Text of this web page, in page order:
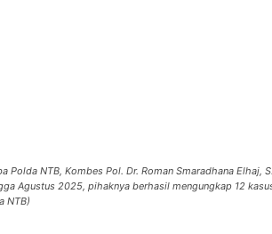
Polda NTB, Kombes Pol. Dr. Roman Smaradhana Elhaj,
Agustus 2025, pihaknya berhasil mengungkap 12
NTB)